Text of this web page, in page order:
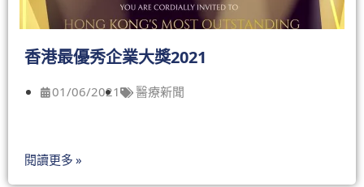
香港最優秀企業大獎2021
01/06/2021 醫療新聞
閱讀更多 »